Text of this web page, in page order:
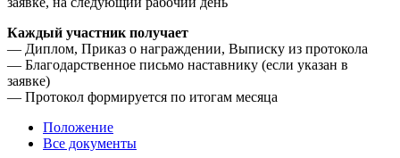
Каждый участник получает
— Диплом, Приказ о награждении, Выписку из протокола
— Благодарственное письмо наставнику (если указан в
заявке)
— Протокол формируется по итогам месяца
Положение
Все документы